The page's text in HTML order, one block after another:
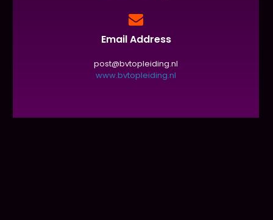
Email Address
post@bvtopleiding.nl
www.bvtopleiding.nl